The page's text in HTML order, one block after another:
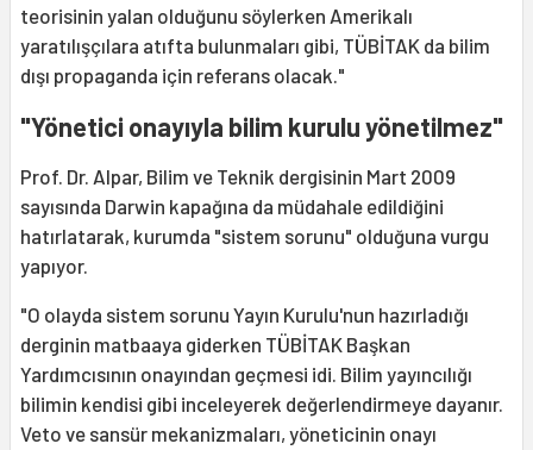
teorisinin yalan olduğunu söylerken Amerikalı
yaratılışçılara atıfta bulunmaları gibi, TÜBİTAK da bilim
dışı propaganda için referans olacak."
"Yönetici onayıyla bilim kurulu yönetilmez"
Prof. Dr. Alpar, Bilim ve Teknik dergisinin Mart 2009
sayısında Darwin kapağına da müdahale edildiğini
hatırlatarak, kurumda "sistem sorunu" olduğuna vurgu
yapıyor.
"O olayda sistem sorunu Yayın Kurulu'nun hazırladığı
derginin matbaaya giderken TÜBİTAK Başkan
Yardımcısının onayından geçmesi idi. Bilim yayıncılığı
bilimin kendisi gibi inceleyerek değerlendirmeye dayanır.
Veto ve sansür mekanizmaları, yöneticinin onayı